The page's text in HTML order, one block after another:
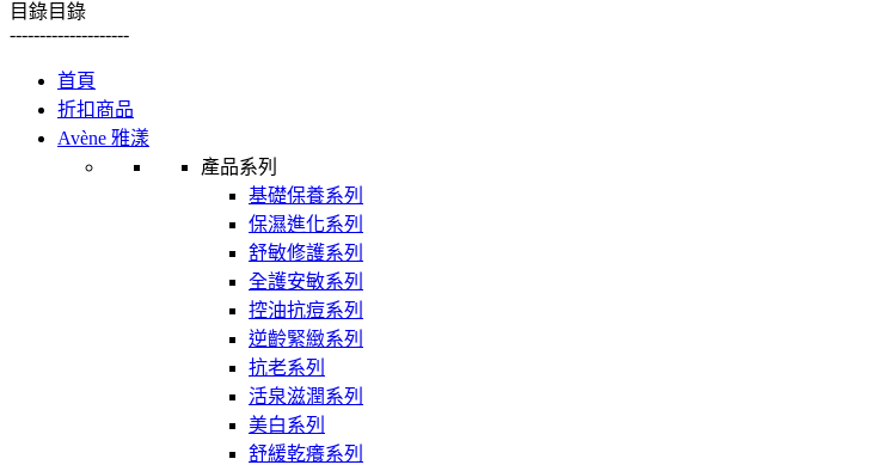
目錄目錄
--------------------
首頁
折扣商品
Avène 雅漾
產品系列
基礎保養系列
保濕進化系列
舒敏修護系列
全護安敏系列
控油抗痘系列
逆齡緊緻系列
抗老系列
活泉滋潤系列
美白系列
舒緩乾癢系列